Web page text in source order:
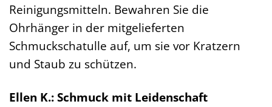
Reinigungsmitteln. Bewahren Sie die
Ohrhänger in der mitgelieferten
Schmuckschatulle auf, um sie vor Kratzern
und Staub zu schützen.
Ellen K.: Schmuck mit Leidenschaft